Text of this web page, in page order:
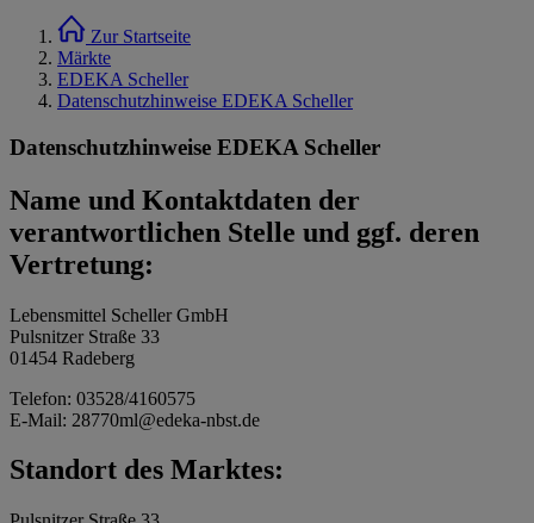
Zur Startseite
Märkte
EDEKA Scheller
Datenschutzhinweise EDEKA Scheller
Datenschutzhinweise EDEKA Scheller
Name und Kontaktdaten der
verantwortlichen Stelle und ggf. deren
Vertretung:
Lebensmittel Scheller GmbH
Pulsnitzer Straße 33
01454 Radeberg
Telefon: 03528/4160575
E-Mail: 28770ml@edeka-nbst.de
Standort des Marktes: